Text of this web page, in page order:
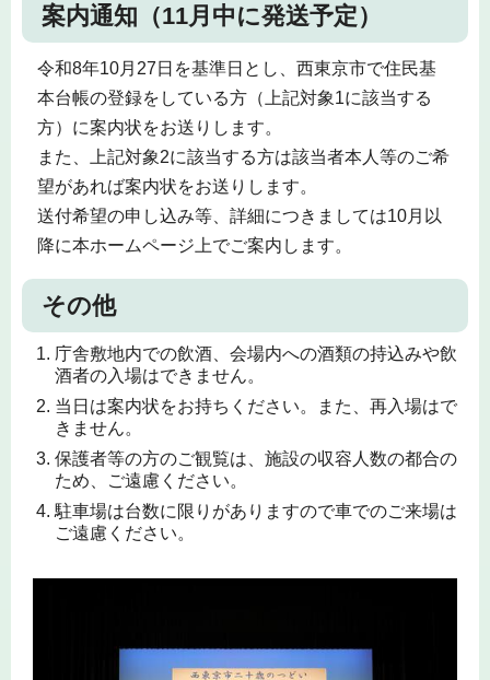
案内通知（11月中に発送予定）
令和8年10月27日を基準日とし、西東京市で住民基
本台帳の登録をしている方（上記対象1に該当する
方）に案内状をお送りします。
また、上記対象2に該当する方は該当者本人等のご希
望があれば案内状をお送りします。
送付希望の申し込み等、詳細につきましては10月以
降に本ホームページ上でご案内します。
その他
庁舎敷地内での飲酒、会場内への酒類の持込みや飲
酒者の入場はできません。
当日は案内状をお持ちください。また、再入場はで
きません。
保護者等の方のご観覧は、施設の収容人数の都合の
ため、ご遠慮ください。
駐車場は台数に限りがありますので車でのご来場は
ご遠慮ください。